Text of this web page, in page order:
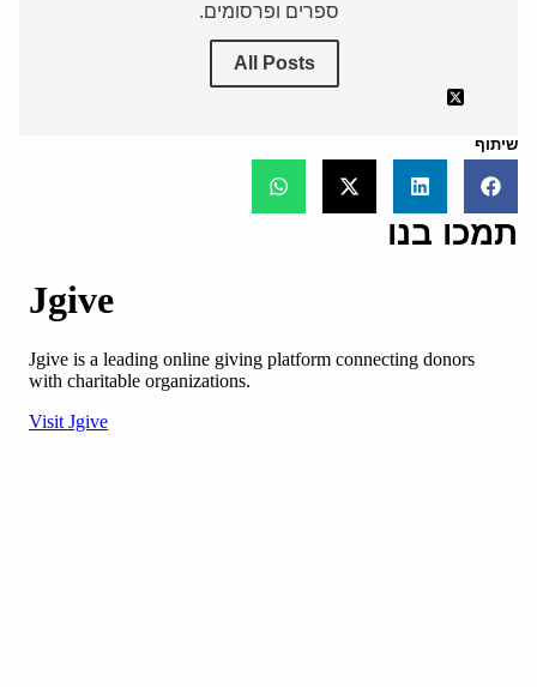
ספרים ופרסומים.
All Posts
שיתוף
תמכו בנו